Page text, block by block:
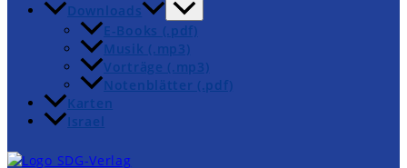
Downloads
E-Books (.pdf)
Musik (.mp3)
Vorträge (.mp3)
Notenblätter (.pdf)
Karten
Israel